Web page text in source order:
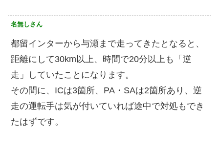
名無しさん
都留インターから与瀬まで走ってきたとなると、
距離にして30km以上、時間で20分以上も「逆
走」していたことになります。
その間に、ICは3箇所、PA・SAは2箇所あり、逆
走の運転手は気が付いていれば途中で対処もでき
たはずです。